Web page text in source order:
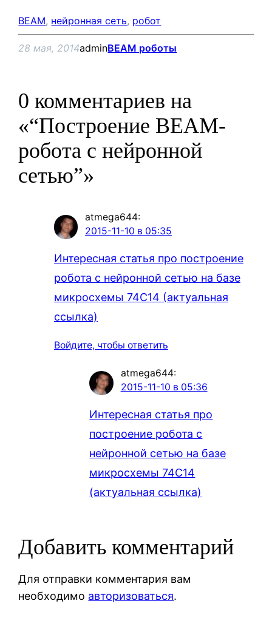
BEAM, нейронная сеть, робот
28 мая, 2014adminBEAM роботы
0 комментариев на
«“Построение BEAM-
робота с нейронной
сетью”»
atmega644:
2015-11-10 в 05:35
Интересная статья про построение
робота с нейронной сетью на базе
микросхемы 74C14 (актуальная
ссылка)
Войдите, чтобы ответить
atmega644:
2015-11-10 в 05:36
Интересная статья про
построение робота с
нейронной сетью на базе
микросхемы 74C14
(актуальная ссылка)
Добавить комментарий
Для отправки комментария вам
необходимо авторизоваться.